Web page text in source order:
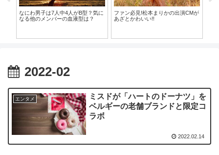
なにわ男子は7人中4人がB型？気に
なる他のメンバーの血液型は？
ファン必見!松本まりかの出演CMが
あざとかわいい!!
2022-02
エンタメ
ミスドが「ハートのドーナツ」を
ベルギーの老舗ブランドと限定コ
ラボ
2022.02.14